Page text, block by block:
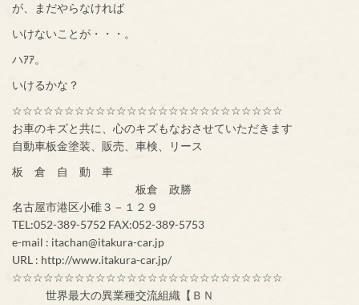
が、まだやらなければ
いけないことが・・・。
ハｱｱ。
いけるかな？
☆☆☆☆☆☆☆☆☆☆☆☆☆☆☆☆☆☆☆☆☆☆☆☆☆☆
お車のキズと共に、心のキズもなおさせていただきます
自動車板金塗装、販売、車検、リース
板 倉 自 動 車
板倉 政勝
名古屋市港区小碓３－１２９
TEL:052-389-5752 FAX:052-389-5753
e-mail : itachan@itakura-car.jp
URL : http://www.itakura-car.jp/
☆☆☆☆☆☆☆☆☆☆☆☆☆☆☆☆☆☆☆☆☆☆☆☆☆☆
世界最大の異業種交流組織【ＢＮ